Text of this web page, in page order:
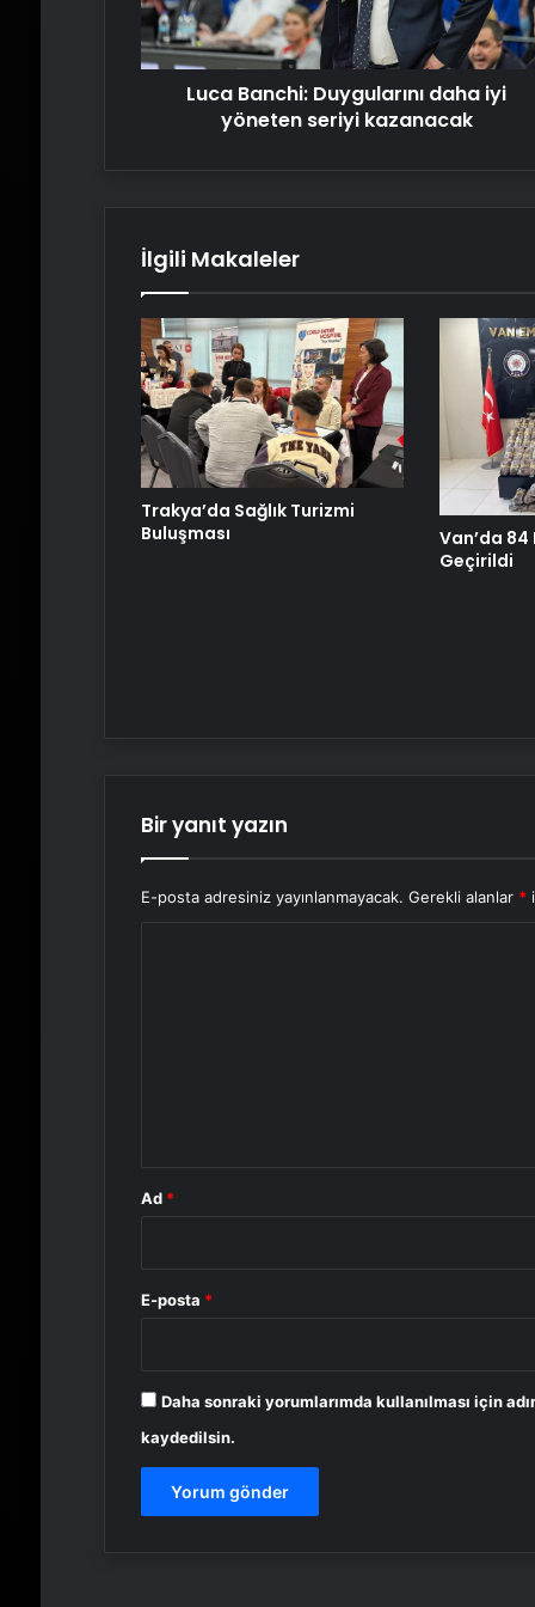
seriyi
kazanacak
Luca Banchi: Duygularını daha iyi
yöneten seriyi kazanacak
İlgili Makaleler
Trakya’da Sağlık Turizmi
Buluşması
Van’da 84
Geçirildi
Bir yanıt yazın
E-posta adresiniz yayınlanmayacak. Gerekli alanlar *
Ad *
E-posta *
Daha sonraki yorumlarımda kullanılması için
kaydedilsin.